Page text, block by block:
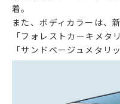
着。
また、ボディカラーは、
「フォレストカーキメタ
「サンドベージュメタリ